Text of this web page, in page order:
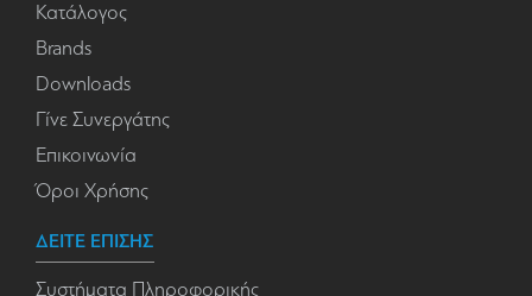
Κατάλογος
Brands
Downloads
Γίνε Συνεργάτης
Επικοινωνία
Όροι Χρήσης
ΔΕΙΤΕ ΕΠΙΣΗΣ
Συστήματα Πληροφορικής